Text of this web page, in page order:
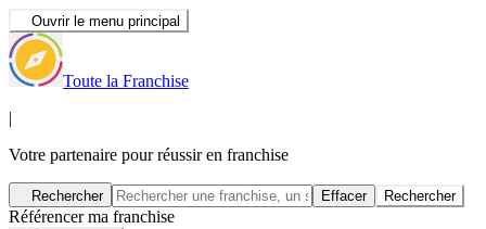
Ouvrir le menu principal
Toute la Franchise
|
Votre partenaire pour réussir en franchise
Rechercher Effacer Rechercher
Référencer ma franchise